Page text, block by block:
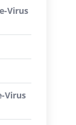
Virus
Virus